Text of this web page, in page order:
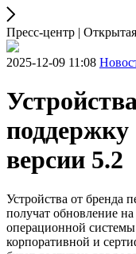
Пресс-центр |
2025-12-09 11:08
версии 5.2
Устройства от бренда
получат обновление
операционной
корпоративной и